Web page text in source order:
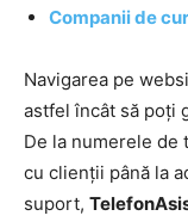
Companii de
Navigarea pe
astfel încât să poți
De la numerele
cu clienții până la
suport,